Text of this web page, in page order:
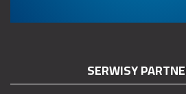
SERWISY